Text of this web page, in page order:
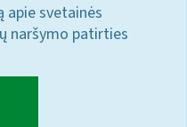
svetainės
naršymo patirties